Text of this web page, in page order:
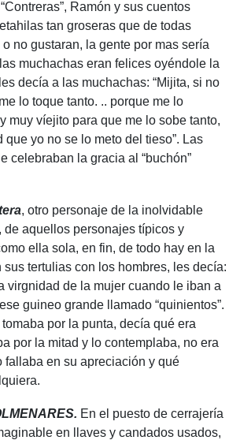
Ramón y sus cuentos
tan groseras que de todas
no gustaran, la gente por mas sería
muchachas eran felices oyéndole la
decía a las muchachas: “Mijita, si no
lo toque tanto. .. porque me lo
muy víejito para que me lo sobe tanto,
que yo no se lo meto del tieso”. Las
celebraban la gracia al “buchón”
, otro personaje de la inolvidable
de aquellos personajes típicos y
ella sola, en fin, de todo hay en la
sus tertulias con los hombres, les decía:
virgnidad de la mujer cuando le iban a
guineo grande llamado “quinientos”.
por la punta, decía qué era
por la mitad y lo contemplaba, no era
fallaba en su apreciación y qué
En el puesto de cerrajería
en llaves y candados usados,